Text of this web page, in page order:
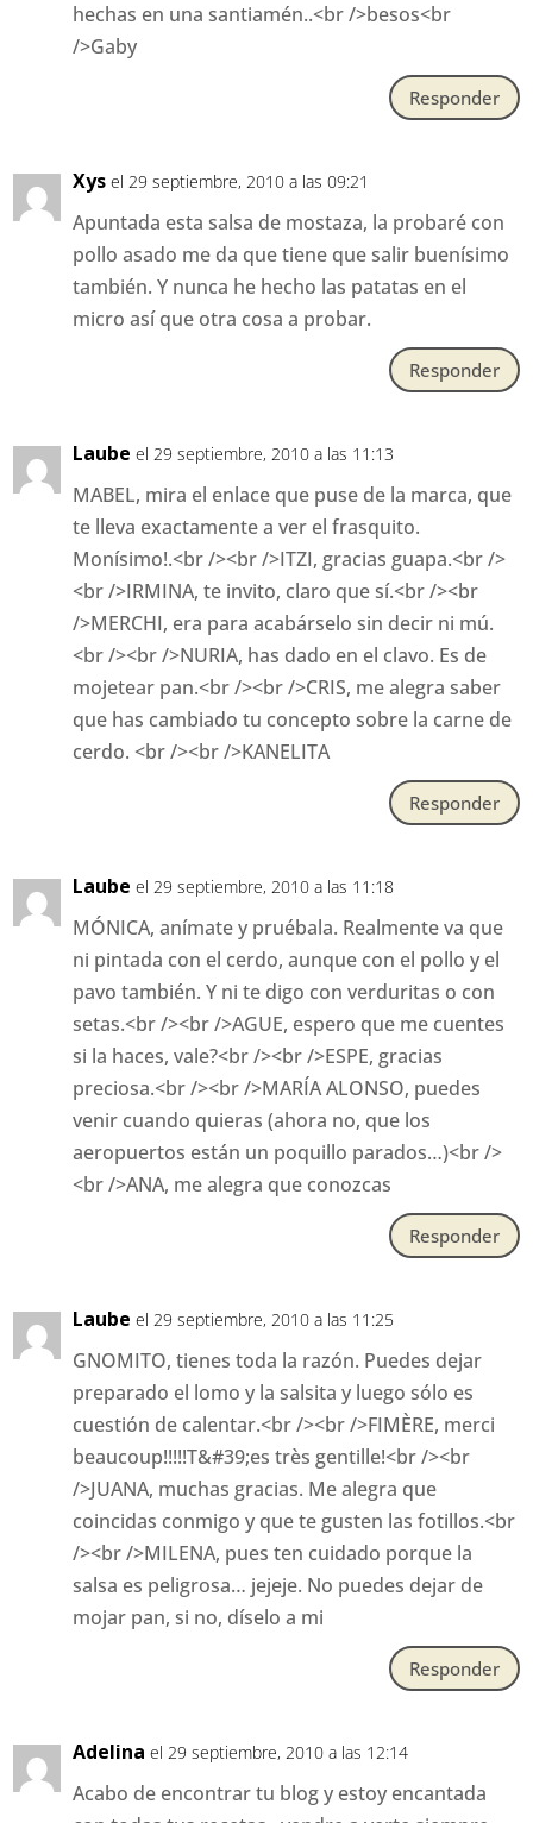
hechas en una santiamén..<br />besos<br
/>Gaby
Responder
Xys el 29 septiembre, 2010 a las 09:21
Apuntada esta salsa de mostaza, la probaré con
pollo asado me da que tiene que salir buenísimo
también. Y nunca he hecho las patatas en el
micro así que otra cosa a probar.
Responder
Laube el 29 septiembre, 2010 a las 11:13
MABEL, mira el enlace que puse de la marca, que
te lleva exactamente a ver el frasquito.
Monísimo!.<br /><br />ITZI, gracias guapa.<br />
<br />IRMINA, te invito, claro que sí.<br /><br
/>MERCHI, era para acabárselo sin decir ni mú.
<br /><br />NURIA, has dado en el clavo. Es de
mojetear pan.<br /><br />CRIS, me alegra saber
que has cambiado tu concepto sobre la carne de
cerdo. <br /><br />KANELITA
Responder
Laube el 29 septiembre, 2010 a las 11:18
MÓNICA, anímate y pruébala. Realmente va que
ni pintada con el cerdo, aunque con el pollo y el
pavo también. Y ni te digo con verduritas o con
setas.<br /><br />AGUE, espero que me cuentes
si la haces, vale?<br /><br />ESPE, gracias
preciosa.<br /><br />MARÍA ALONSO, puedes
venir cuando quieras (ahora no, que los
aeropuertos están un poquillo parados…)<br />
<br />ANA, me alegra que conozcas
Responder
Laube el 29 septiembre, 2010 a las 11:25
GNOMITO, tienes toda la razón. Puedes dejar
preparado el lomo y la salsita y luego sólo es
cuestión de calentar.<br /><br />FIMÈRE, merci
beaucoup!!!!!T&#39;es très gentille!<br /><br
/>JUANA, muchas gracias. Me alegra que
coincidas conmigo y que te gusten las fotillos.<br
/><br />MILENA, pues ten cuidado porque la
salsa es peligrosa… jejeje. No puedes dejar de
mojar pan, si no, díselo a mi
Responder
Adelina el 29 septiembre, 2010 a las 12:14
Acabo de encontrar tu blog y estoy encantada